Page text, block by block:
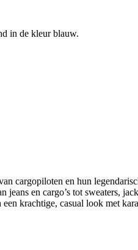
in de kleur blauw.
cargopiloten en hun
en cargo’s tot sweaters,
krachtige, casual look met